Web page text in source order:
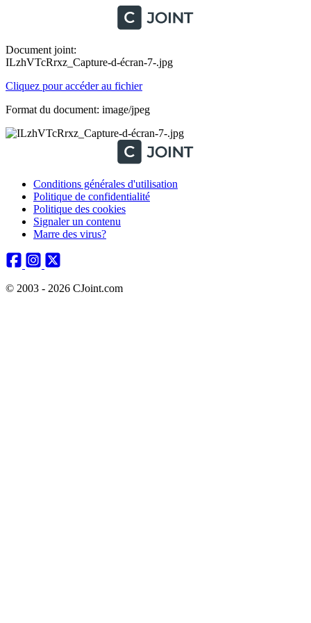
Document joint:
ILzhVTcRrxz_Capture-d-écran-7-.jpg
Cliquez pour accéder au fichier
Format du document: image/jpeg
Conditions générales d'utilisation
Politique de confidentialité
Politique des cookies
Signaler un contenu
Marre des virus?
© 2003 - 2026 CJoint.com